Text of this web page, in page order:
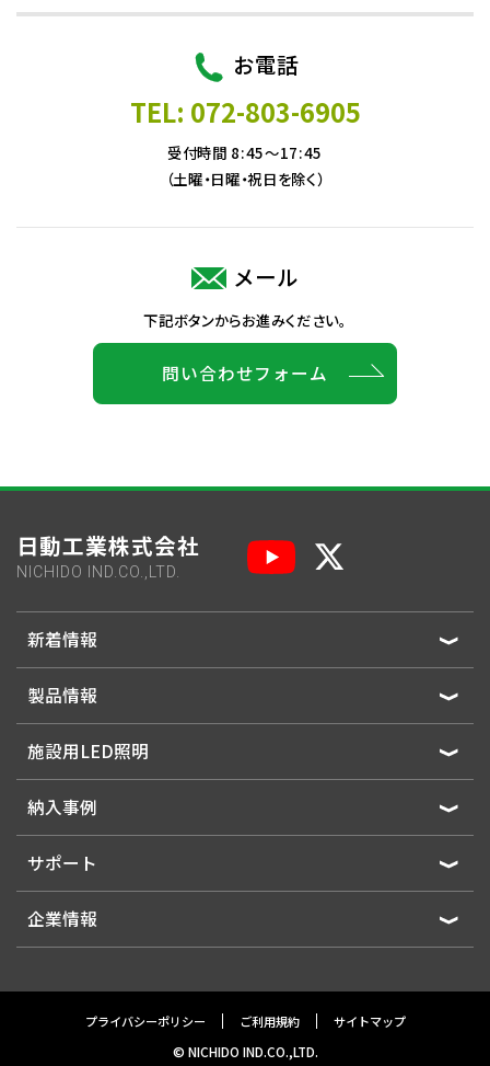
お電話
TEL: 072-803-6905
受付時間 8:45～17:45
（土曜・日曜・祝日を除く）
メール
下記ボタンからお進みください。
問い合わせフォーム
日動工業株式会社
NICHIDO IND.CO.,LTD.
新着情報
製品情報
施設用LED照明
納入事例
サポート
企業情報
プライバシーポリシー ご利用規約 サイトマップ
© NICHIDO IND.CO.,LTD.